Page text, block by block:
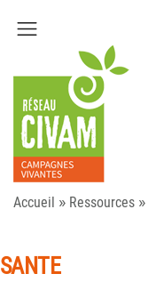
Accueil » Ressources »
SANTE